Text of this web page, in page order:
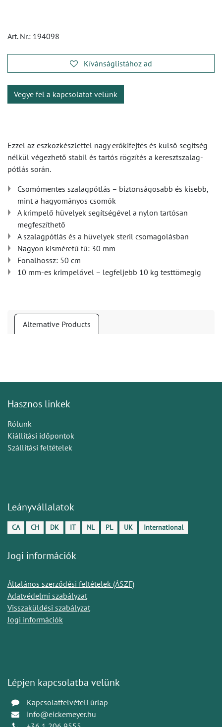
Art. Nr.: 194098
Kívánságlistához ad
Vegye fel a kapcsolatot velünk
Ezzel az eszközkészlettel nagy erőkifejtés és külső segítség
nélkül végezhető stabil és tartós rögzítés a keresztszalag-
pótlás során.
Csomómentes szalagpótlás – biztonságosabb és kisebb,
mint a hagyományos csomók
A krimpelő hüvelyek segítségével a nylon tartósan
megfeszíthető
A szalagpótlás és a hüvelyek steril csomagolásban
Nagyon kisméretű tű: 30 mm
Fonalhossz: 50 cm
10 mm-es krimpelővel – legfeljebb 10 kg testtömegig
Alternative Products
Hasznos linkek
Rólunk
Kiállítási időpontok
Szállítási feltételek
Leányvállalatok
CA CH DK IT NL PL UK International
Jogi információk
Általános szerződési feltételek (ÁSZF)
Adatvédelmi szabályzat
Visszaküldési szabályzat
Jogi információk
Lépjen kapcsolatba velünk
Kapcsolatfelvételi űrlap
info@eickemeyer.hu